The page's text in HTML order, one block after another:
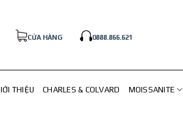
CỬA HÀNG 0888.866.621
THIỆU CHARLES & COLVARD MOISSANITE